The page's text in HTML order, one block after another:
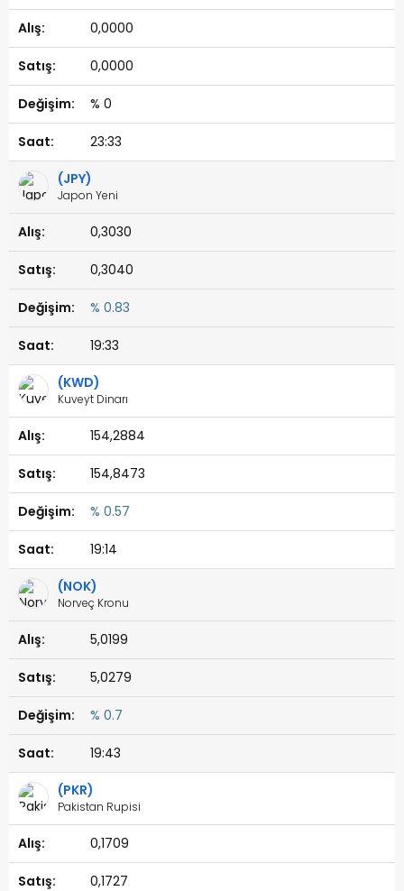
0,0000
0,0000
% 0
23:33
(JPY)
Japon Yeni
0,3030
0,3040
% 0.83
19:33
(KWD)
Kuveyt Dinarı
154,2884
154,8473
% 0.57
19:14
(NOK)
Norveç Kronu
5,0199
5,0279
% 0.7
19:43
(PKR)
Pakistan Rupisi
0,1709
0,1727